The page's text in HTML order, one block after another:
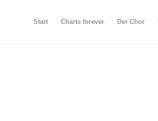
Start Charts forever Der Chor